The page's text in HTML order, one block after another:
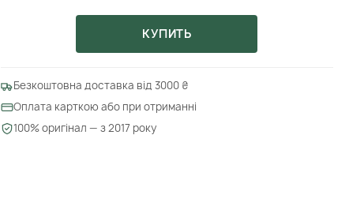
КУПИТЬ
Безкоштовна доставка від 3000 ₴
Оплата карткою або при отриманні
100% оригінал — з 2017 року